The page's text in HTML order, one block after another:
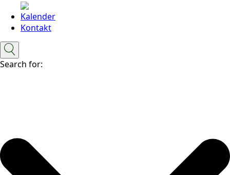
Kalender
Kontakt
Search for: